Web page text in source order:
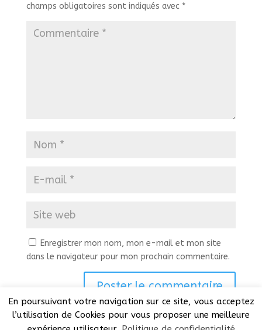
champs obligatoires sont indiqués avec *
Enregistrer mon nom, mon e-mail et mon site
dans le navigateur pour mon prochain commentaire.
En poursuivant votre navigation sur ce site, vous acceptez
l’utilisation de Cookies pour vous proposer une meilleure